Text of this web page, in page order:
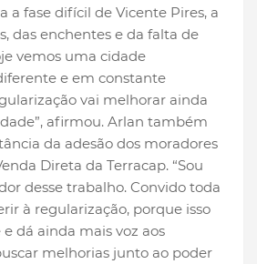
a fase difícil de Vicente Pires, a
das enchentes e da falta de
vemos uma cidade
e em constante
vai melhorar ainda
afirmou. Arlan também
da adesão dos moradores
Direta da Terracap. “Sou
desse trabalho. Convido toda
à regularização, porque isso
dá ainda mais voz aos
melhorias junto ao poder